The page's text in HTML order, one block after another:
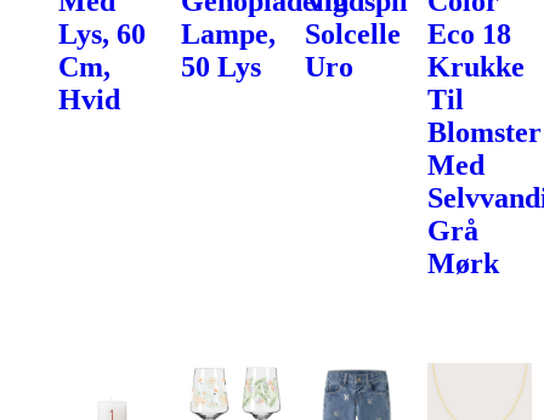
Lys, 60
Cm,
Hvid
Lampe,
50 Lys
Solcelle
Uro
Eco 18
Krukke
Til
Blomster
Med
Grå
Mørk